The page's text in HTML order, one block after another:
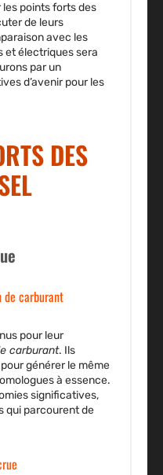
les points forts des
de leurs
avec les
et électriques sera
par un
d’avenir pour les
DES
de carburant
pour leur
carburant. Ils
générer le même
à essence.
significatives,
qui parcourent de